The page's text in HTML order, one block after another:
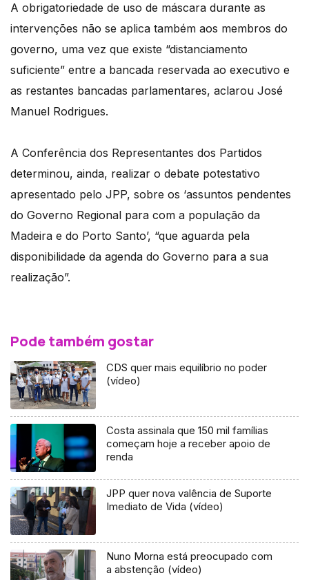
A obrigatoriedade de uso de máscara durante as
intervenções não se aplica também aos membros do
governo, uma vez que existe “distanciamento
suficiente” entre a bancada reservada ao executivo e
as restantes bancadas parlamentares, aclarou José
Manuel Rodrigues.
A Conferência dos Representantes dos Partidos
determinou, ainda, realizar o debate potestativo
apresentado pelo JPP, sobre os ‘assuntos pendentes
do Governo Regional para com a população da
Madeira e do Porto Santo’, “que aguarda pela
disponibilidade da agenda do Governo para a sua
realização”.
Pode também gostar
CDS quer mais equilíbrio no poder
(vídeo)
Costa assinala que 150 mil famílias
começam hoje a receber apoio de
renda
JPP quer nova valência de Suporte
Imediato de Vida (vídeo)
Nuno Morna está preocupado com
a abstenção (vídeo)